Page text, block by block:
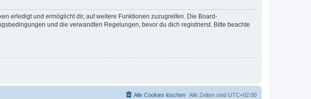
erledigt und ermöglicht dir, auf weitere Funktionen zuzugreifen. Die Board-
und die verwandten Regelungen, bevor du dich registrierst. Bitte beachte
Alle Zeiten sind UTC+02:00
Alle Cookies löschen